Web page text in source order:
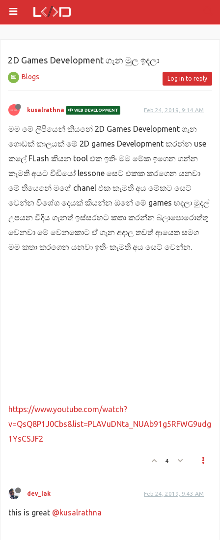
2D Games Development ගැන මුල ඉදලා
Blogs Log in to reply
kusalrathna WEB DEVELOPMENT Feb 24, 2019, 9:14 AM
මම මේ ලිපියෙන් කියනේ 2D Games Development ගැන
ගොඩක් කාලයක් මේ 2D games Development කරන්න use
කලේ FLash කියන tool එක ඉතිං මම මේක ඉගෙන ගන්න
කැමති අයට වීඩියෝ lessone සෙට් එකක කරගෙන යනවා
මේ තියෙනේ මගේ chanel එක කැමති අය මේකට සෙට්
වෙන්න විශේශ දෙයක් කියන්න ඔනේ මේ games හදලා මුදල්
උපයන විදිය ගැනත් ඉස්සරහට කතා කරන්න බලාපොරොත්තු
වෙනවා මේ වෙනකොට ඒ ගැන අදාල තවත් ආයෙත සමග
මම කතා කරගෙන යනවා ඉතිං කැමති අය සෙට් වෙන්න.
https://www.youtube.com/watch?
v=QsQ8P1J0Cbs&list=PLAVuDNta_NUAb91g5RFWG9udg
1YsCSJF2
4
dev_lak Feb 24, 2019, 9:43 AM
this is great @kusalrathna